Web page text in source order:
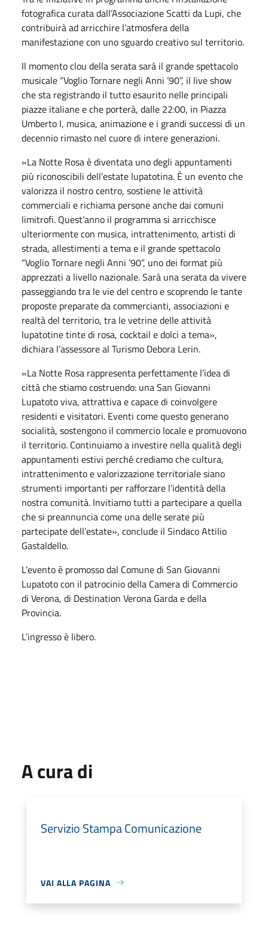
fotografica curata dall’Associazione Scatti da Lupi, che
contribuirà ad arricchire l’atmosfera della
manifestazione con uno sguardo creativo sul territorio.
Il momento clou della serata sarà il grande spettacolo
musicale “Voglio Tornare negli Anni ’90”, il live show
che sta registrando il tutto esaurito nelle principali
piazze italiane e che porterà, dalle 22:00, in Piazza
Umberto I, musica, animazione e i grandi successi di un
decennio rimasto nel cuore di intere generazioni.
«La Notte Rosa è diventata uno degli appuntamenti
più riconoscibili dell’estate lupatotina. È un evento che
valorizza il nostro centro, sostiene le attività
commerciali e richiama persone anche dai comuni
limitrofi. Quest’anno il programma si arricchisce
ulteriormente con musica, intrattenimento, artisti di
strada, allestimenti a tema e il grande spettacolo
“Voglio Tornare negli Anni ’90”, uno dei format più
apprezzati a livello nazionale. Sarà una serata da vivere
passeggiando tra le vie del centro e scoprendo le tante
proposte preparate da commercianti, associazioni e
realtà del territorio, tra le vetrine delle attività
lupatotine tinte di rosa, cocktail e dolci a tema»,
dichiara l’assessore al Turismo Debora Lerin.
«La Notte Rosa rappresenta perfettamente l’idea di
città che stiamo costruendo: una San Giovanni
Lupatoto viva, attrattiva e capace di coinvolgere
residenti e visitatori. Eventi come questo generano
socialità, sostengono il commercio locale e promuovono
il territorio. Continuiamo a investire nella qualità degli
appuntamenti estivi perché crediamo che cultura,
intrattenimento e valorizzazione territoriale siano
strumenti importanti per rafforzare l’identità della
nostra comunità. Invitiamo tutti a partecipare a quella
che si preannuncia come una delle serate più
partecipate dell’estate», conclude il Sindaco Attilio
Gastaldello.
L’evento è promosso dal Comune di San Giovanni
Lupatoto con il patrocinio della Camera di Commercio
di Verona, di Destination Verona Garda e della
Provincia.
L’ingresso è libero.
A cura di
Servizio Stampa Comunicazione
VAI ALLA PAGINA